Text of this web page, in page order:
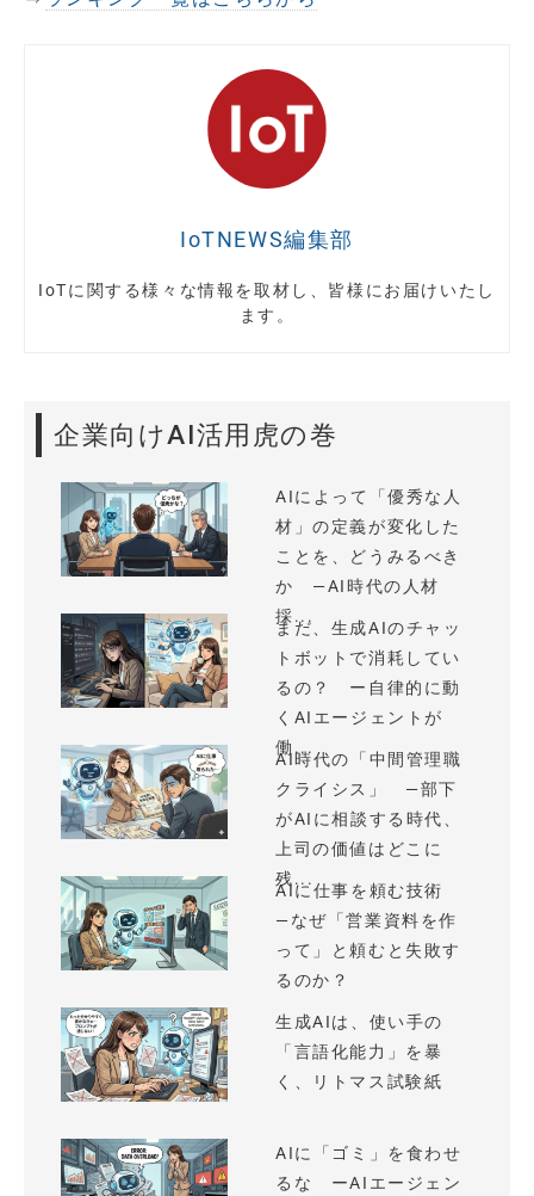
IoTNEWS編集部
IoTに関する様々な情報を取材し、皆様にお届けいたし
ます。
企業向けAI活用虎の巻
AIによって「優秀な人
材」の定義が変化した
ことを、どうみるべき
か —AI時代の人材
採...
まだ、生成AIのチャッ
トボットで消耗してい
るの？ ー自律的に動
くAIエージェントが
働...
AI時代の「中間管理職
クライシス」 —部下
がAIに相談する時代、
上司の価値はどこに
残...
AIに仕事を頼む技術
—なぜ「営業資料を作
って」と頼むと失敗す
るのか？
生成AIは、使い手の
「言語化能力」を暴
く、リトマス試験紙
AIに「ゴミ」を食わせ
るな ーAIエージェン